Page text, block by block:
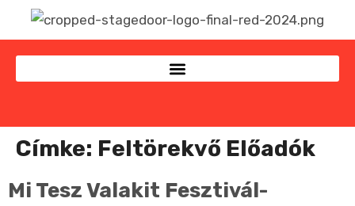
Címke: Feltörekvő Előadók
Mi Tesz Valakit Fesztivál-